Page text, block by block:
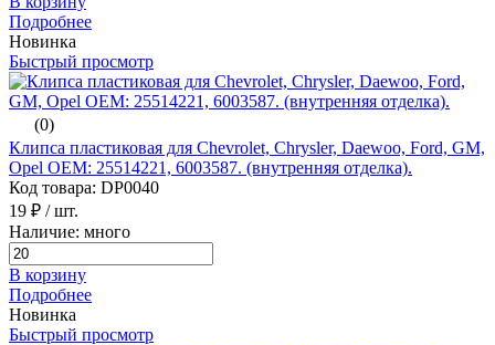
Подробнее
Новинка
Быстрый просмотр
(0)
Клипса пластиковая для Chevrolet, Chrysler, Daewoo, Ford, GM,
Opel ОЕМ: 25514221, 6003587. (внутренняя отделка).
Код товара: DP0040
19 ₽ / шт.
Наличие: много
В корзину
Подробнее
Новинка
Быстрый просмотр